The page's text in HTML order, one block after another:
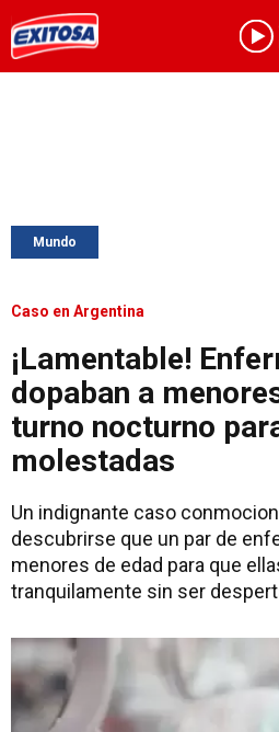
Mundo
Caso en Argentina
¡Lamentable!
dopaban a
turno nocturno
molestadas
Un indignante caso
descubrirse que un par de
menores de edad para que
tranquilamente sin ser